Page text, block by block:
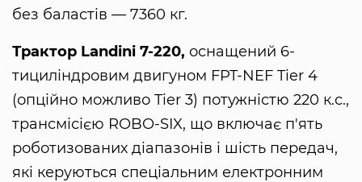
без баластів — 7360 кг.
Трактор Landini 7-220, оснащений 6-
тициліндровим двигуном FPT-NEF Tier 4
(опційно можливо Tier 3) потужністю 220 к.с.,
трансмісією ROBO-SIX, що включає п'ять
роботизованих діапазонів і шість передач,
які керуються спеціальним електронним